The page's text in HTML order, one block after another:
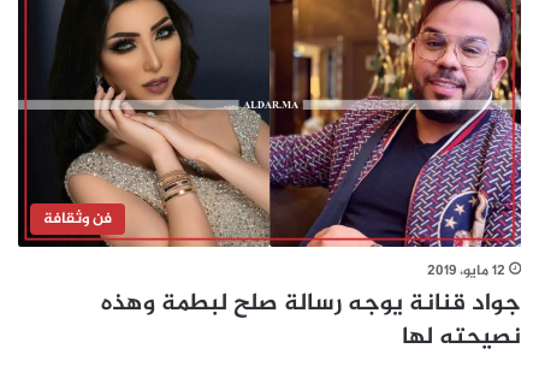
فن وثقافة
12 مايو، 2019
جواد قنانة يوجه رسالة صلح لبطمة وهذه
نصيحته لها